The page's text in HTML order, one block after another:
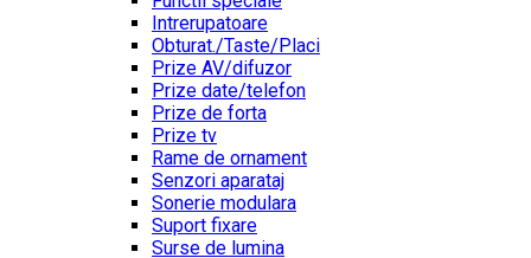
Intrerupatoare
Obturat./Taste/Placi
Prize AV/difuzor
Prize date/telefon
Prize de forta
Prize tv
Rame de ornament
Senzori aparataj
Sonerie modulara
Suport fixare
Surse de lumina